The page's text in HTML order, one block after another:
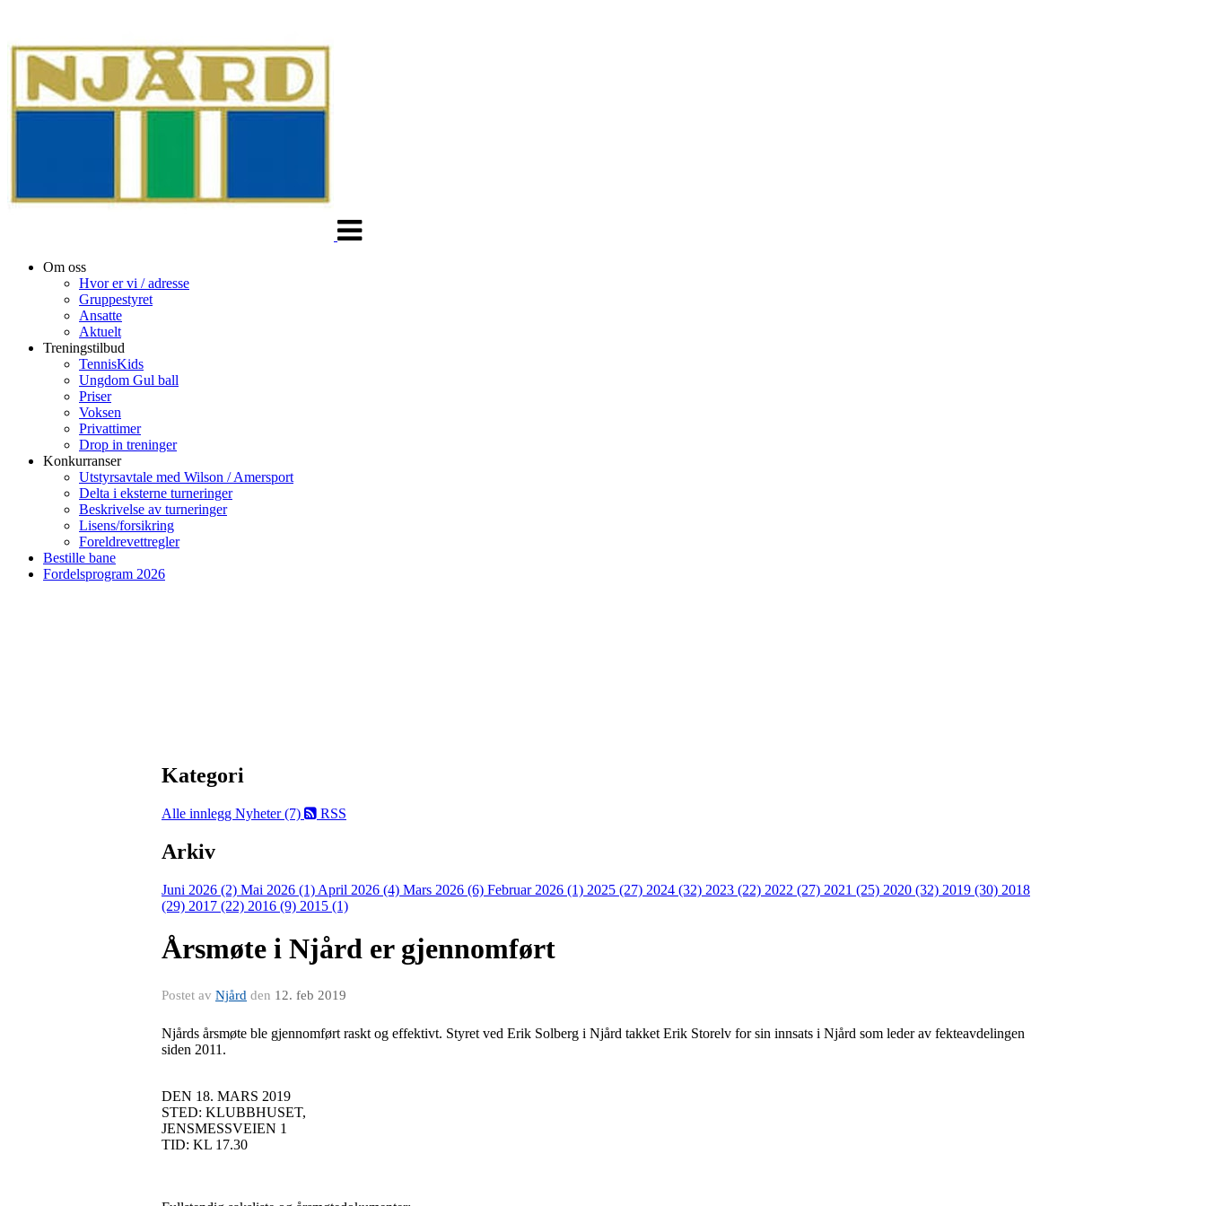
Om oss
Hvor er vi / adresse
Gruppestyret
Ansatte
Aktuelt
Treningstilbud
TennisKids
Ungdom Gul ball
Priser
Voksen
Privattimer
Drop in treninger
Konkurranser
Utstyrsavtale med Wilson / Amersport
Delta i eksterne turneringer
Beskrivelse av turneringer
Lisens/forsikring
Foreldrevettregler
Bestille bane
Fordelsprogram 2026
Kategori
Alle innlegg Nyheter (7) RSS
Arkiv
Juni 2026 (2) Mai 2026 (1) April 2026 (4) Mars 2026 (6) Februar 2026 (1) 2025 (27) 2024 (32) 2023 (22) 2022 (27) 2021 (25) 2020 (32) 2019 (30) 2018
(29) 2017 (22) 2016 (9) 2015 (1)
Årsmøte i Njård er gjennomført
Postet av Njård den 12. feb 2019
Njårds årsmøte ble gjennomført raskt og effektivt. Styret ved Erik Solberg i Njård takket Erik Storelv for sin innsats i Njård som leder av fekteavdelingen
siden 2011.
DEN 18. MARS 2019
STED: KLUBBHUSET,
JENSMESSVEIEN 1
TID: KL 17.30